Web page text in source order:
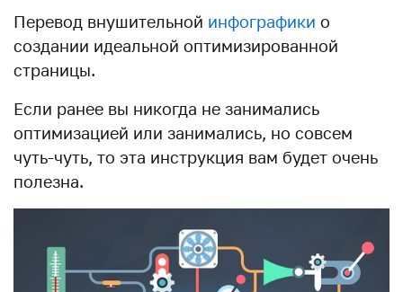
Перевод внушительной инфографики о
создании идеальной оптимизированной
страницы.
Если ранее вы никогда не занимались
оптимизацией или занимались, но совсем
чуть-чуть, то эта инструкция вам будет очень
полезна.